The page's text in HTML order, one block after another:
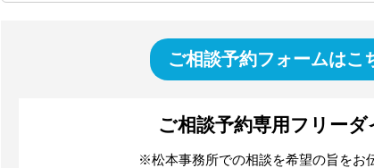
ご相談予約フォームはこ
ご相談予約専用フリー
※松本事務所での相談を希望の旨をお